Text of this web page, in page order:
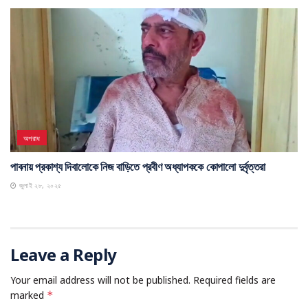
অপরাধ
পাবনায় প্রকাশ্য দিবালোকে নিজ বাড়িতে প্রবীণ অধ্যাপককে কোপালো দুর্বৃত্তরা
জুলাই ২৮, ২০২৫
Leave a Reply
Your email address will not be published. Required fields are
marked *